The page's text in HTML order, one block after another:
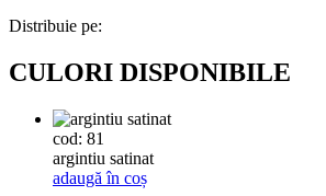
Distribuie pe:
CULORI DISPONIBILE
cod: 81
argintiu satinat
adaugă în coș